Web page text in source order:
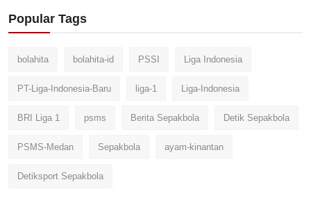
Popular Tags
bolahita bolahita-id PSSI Liga Indonesia
PT-Liga-Indonesia-Baru liga-1 Liga-Indonesia
BRI Liga 1 psms Berita Sepakbola Detik Sepakbola
PSMS-Medan Sepakbola ayam-kinantan
Detiksport Sepakbola